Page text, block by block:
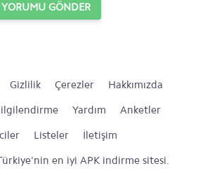
YORUMU GÖNDER
Gizlilik Çerezler
Hakkımızda
Yardım
Anketler
Listeler
İletişim
en iyi APK indirme sitesi.